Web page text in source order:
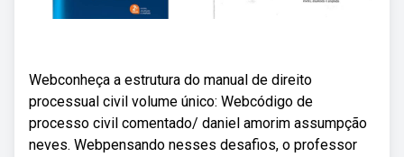
Webconheça a estrutura do manual de direito
processual civil volume único: Webcódigo de
processo civil comentado/ daniel amorim assumpção
neves. Webpensando nesses desafios, o professor